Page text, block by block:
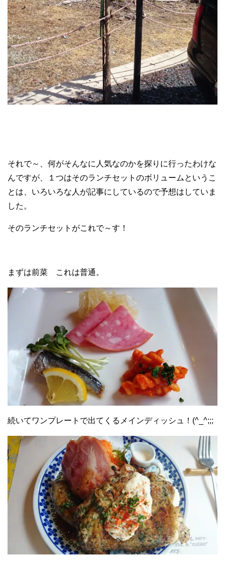
それで～、何がそんなに人気なのかを探りに行ったわけな
んですが、１つはそのランチセットのボリュームというこ
とは、いろいろな人が記事にしているので予想はしていま
した。
そのランチセットがこれで～す！
まずは前菜 これは普通。
続いてワンプレートで出てくるメインディッシュ！(^_^;;;